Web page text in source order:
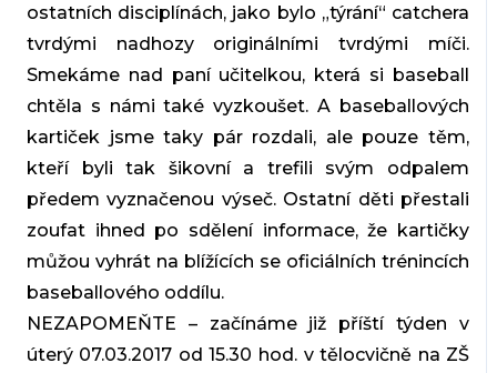
ostatních disciplínách, jako bylo „týrání“ catchera
tvrdými nadhozy originálními tvrdými míči.
Smekáme nad paní učitelkou, která si baseball
chtěla s námi také vyzkoušet. A baseballových
kartiček jsme taky pár rozdali, ale pouze těm,
kteří byli tak šikovní a trefili svým odpalem
předem vyznačenou výseč. Ostatní děti přestali
zoufat ihned po sdělení informace, že kartičky
můžou vyhrát na blížících se oficiálních trénincích
baseballového oddílu.
NEZAPOMEŇTE – začínáme již příští týden v
úterý 07.03.2017 od 15.30 hod. v tělocvičně na ZŠ